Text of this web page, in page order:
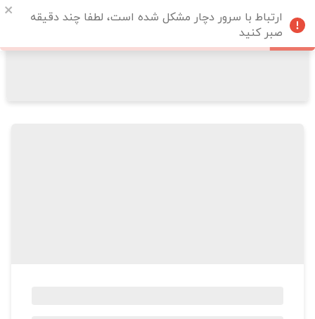
ارتباط با سرور دچار مشکل شده است، لطفا چند دقیقه
صبر کنید